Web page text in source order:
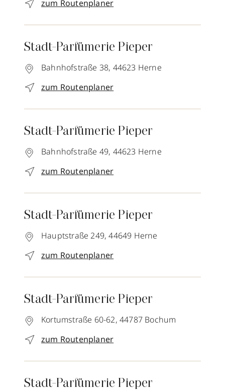
zum Routenplaner
Stadt-Parfümerie Pieper
Bahnhofstraße 38, 44623 Herne
zum Routenplaner
Stadt-Parfümerie Pieper
Bahnhofstraße 49, 44623 Herne
zum Routenplaner
Stadt-Parfümerie Pieper
Hauptstraße 249, 44649 Herne
zum Routenplaner
Stadt-Parfümerie Pieper
Kortumstraße 60-62, 44787 Bochum
zum Routenplaner
Stadt-Parfümerie Pieper